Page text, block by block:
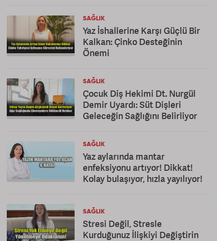
SAĞLIK
Yaz İshallerine Karşı Güçlü Bir
Kalkan: Çinko Desteğinin
Önemi
SAĞLIK
Çocuk Diş Hekimi Dt. Nurgül
Demir Uyardı: Süt Dişleri
Geleceğin Sağlığını Belirliyor
SAĞLIK
Yaz aylarında mantar
enfeksiyonu artıyor! Dikkat!
Kolay bulaşıyor, hızla yayılıyor!
SAĞLIK
Stresi Değil, Stresle
Kurduğunuz İlişkiyi Değiştirin